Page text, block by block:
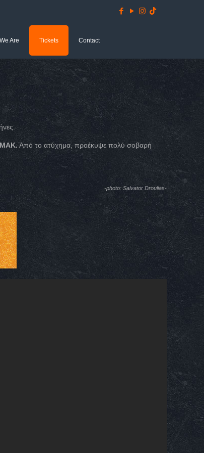
Are Tickets Contact
Από το ατύχημα, προέκυψε πολύ σοβαρή
-photo: Salvator Droulias-